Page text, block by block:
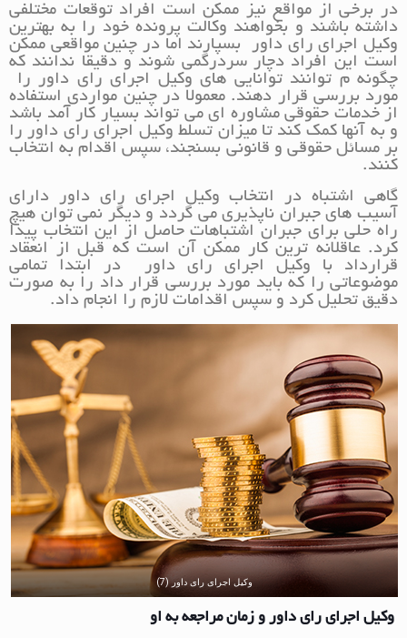
در برخی از مواقع نیز ممکن است افراد توقعات مختلفی
داشته باشند و بخواهند وکالت پرونده خود را به بهترین
وکیل اجرای رای داور بسپارند اما در چنین مواقعی ممکن
است این افراد دچار سردرگمی شوند و دقیقا ندانند که
چگونه م توانند توانایی های وکیل اجرای رای داور را
مورد بررسی قرار دهند. معمولا در چنین مواردی استفاده
از خدمات حقوقی مشاوره ای می تواند بسیار کار آمد باشد
و به آنها کمک کند تا میزان تسلط وکیل اجرای رای داور را
بر مسائل حقوقی و قانونی بسنجند، سپس اقدام به انتخاب
کنند.
گاهی اشتباه در انتخاب وکیل اجرای رای داور دارای
آسیب های جبران ناپذیری می گردد و دیگر نمی توان هیچ
راه حلی برای جبران اشتباهات حاصل از این انتخاب پیدا
کرد. عاقلانه ترین کار ممکن آن است که قبل از انعقاد
قرارداد با وکیل اجرای رای داور در ابتدا تمامی
موضوعاتی را که باید مورد بررسی قرار داد را به صورت
دقیق تحلیل کرد و سپس اقدامات لازم را انجام داد.
وکیل اجرای رای داور (7)
وکیل اجرای رای داور و زمان مراجعه به او